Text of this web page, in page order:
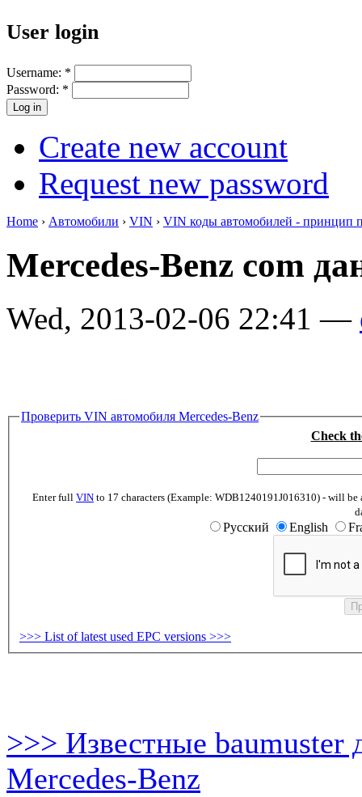
User login
Username: *
Password: *
Create new account
Request new password
Home › Автомобили › VIN › VIN коды автомобилей - принцип
Mercedes-Benz com
Wed, 2013-02-06 22:41 —
Проверить VIN автомобиля Mercedes-Benz
Check
Enter full VIN to 17 characters (Example: WDB1240191J016310) - will
Русский English
>>> List of latest used EPC versions >>>
>>> Известные baumuster
Mercedes-Benz